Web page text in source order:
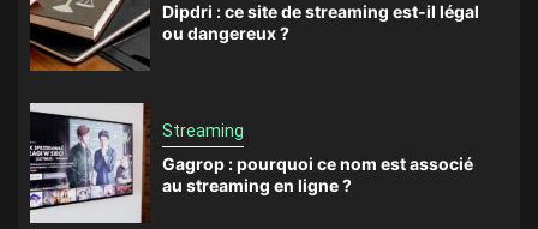
Dipdri : ce site de streaming est-il légal
ou dangereux ?
Streaming
Gagrop : pourquoi ce nom est associé
au streaming en ligne ?